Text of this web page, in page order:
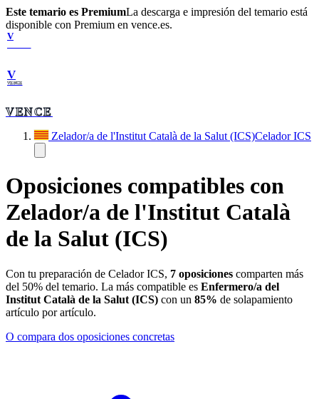
Este temario es PremiumLa descarga e impresión del temario está
disponible con Premium en vence.es.
V
V
VENCE
VENCE
Zelador/a de l'Institut Català de la Salut (ICS)Celador ICS
Oposiciones compatibles con
Zelador/a de l'Institut Català
de la Salut (ICS)
Con tu preparación de Celador ICS, 7 oposiciones comparten más
del 50% del temario. La más compatible es Enfermero/a del
Institut Català de la Salut (ICS) con un 85% de solapamiento
artículo por artículo.
O compara dos oposiciones concretas